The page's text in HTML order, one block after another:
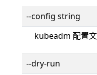
--config string
kubeadm 配置文
--dry-run